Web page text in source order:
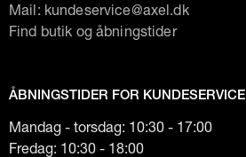
Mail: kundeservice@axel.dk
Find butik og åbningstider
ÅBNINGSTIDER FOR KUNDESERVICE
Mandag - torsdag: 10:30 - 17:00
Fredag: 10:30 - 18:00